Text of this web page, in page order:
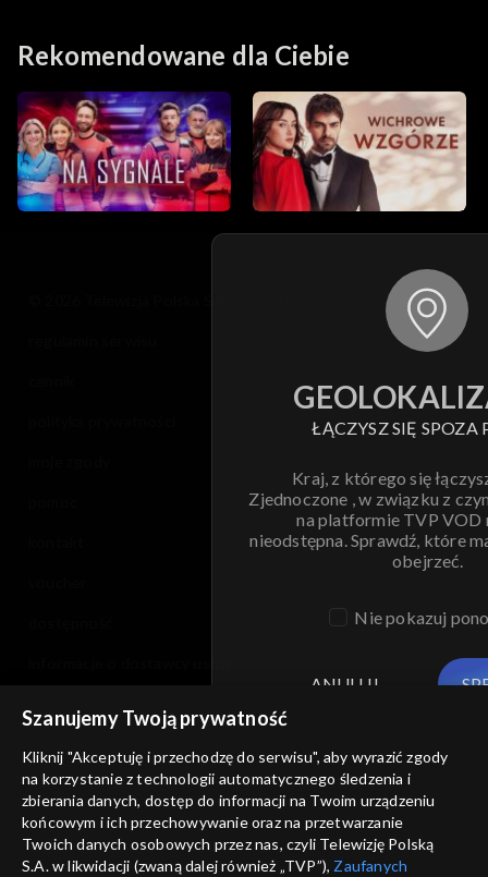
Rekomendowane dla Ciebie
ŁĄCZYSZ SIĘ SPOZA
Kraj, z którego się
Zjednoczone , w związku z
na platformie TVP VOD
nieodstępna. Sprawdź, które
obejrzeć.
Nie pokazuj
ANULUJ
Szanujemy Twoją prywatność
Kliknij "Akceptuję i przechodzę do serwisu", aby wyrazić zgody
na korzystanie z technologii automatycznego śledzenia i
zbierania danych, dostęp do informacji na Twoim urządzeniu
końcowym i ich przechowywanie oraz na przetwarzanie
Twoich danych osobowych przez nas, czyli Telewizję Polską
S.A. w likwidacji (zwaną dalej również „TVP”), Zaufanych